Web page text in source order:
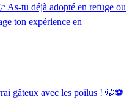
As-tu déjà adopté en refuge ou
ton expérience en
gâteux avec les poilus ! 🐶⚽️